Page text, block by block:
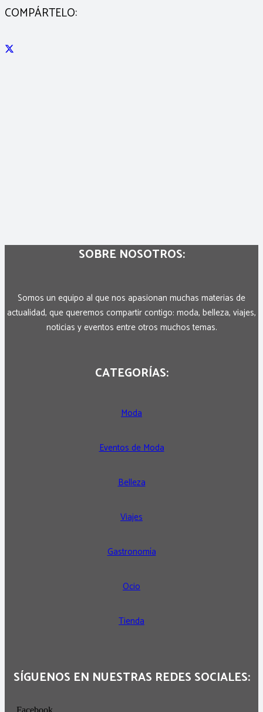
COMPÁRTELO:
SOBRE NOSOTROS:
Somos un equipo al que nos apasionan muchas materias de
actualidad, que queremos compartir contigo: moda, belleza, viajes,
noticias y eventos entre otros muchos temas.
CATEGORÍAS:
Moda
Eventos de Moda
Belleza
Viajes
Gastronomía
Ocio
Tienda
SÍGUENOS EN NUESTRAS REDES SOCIALES:
Facebook